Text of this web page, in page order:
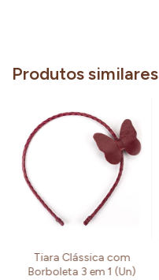
Produtos similares
Tiara Clássica com
Borboleta 3 em 1 (Un)